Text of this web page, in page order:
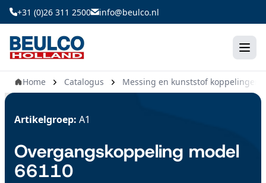
Ga
naar
de
inhoud
+31 (0)26 311 2500 info@beulco.nl
Home Catalogus Messing en kunststof koppelingen
Artikelgroep: A1
Overgangskoppeling model
66110